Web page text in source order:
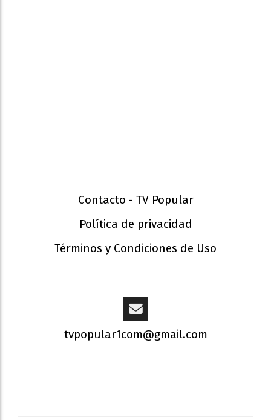
Contacto - TV Popular
Política de privacidad
Términos y Condiciones de Uso
tvpopular1com@gmail.com